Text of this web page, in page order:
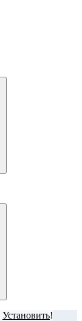
Установить!